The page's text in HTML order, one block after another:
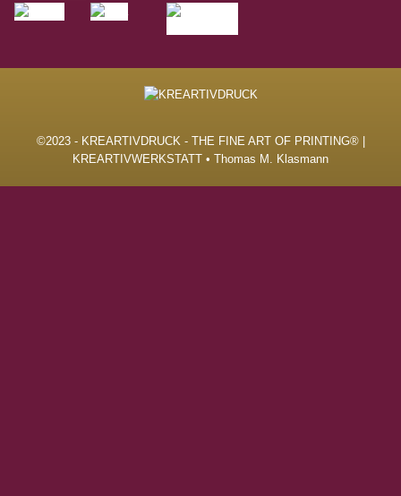
©2023 - KREARTIVDRUCK - THE FINE ART OF PRINTING® |
KREARTIVWERKSTATT • Thomas M. Klasmann